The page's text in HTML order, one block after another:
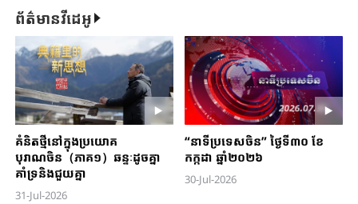
ព័ត៌មានវីដេអូ
គំនិតថ្មីនៅក្នុងប្រយោគ
បុរាណចិន（ភាគ១）ឆន្ទៈដូចគ្នា
គាំទ្រនិងជួយគ្នា
31-Jul-2026
“នាទីប្រទេសចិន” ថ្ងៃទី៣០ ខែ
កក្កដា ឆ្នាំ២០២៦
30-Jul-2026